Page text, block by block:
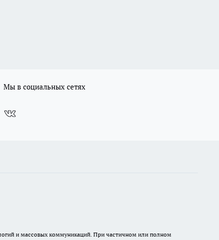
Мы в социальных сетях
и массовых коммуникаций. При частичном или полном